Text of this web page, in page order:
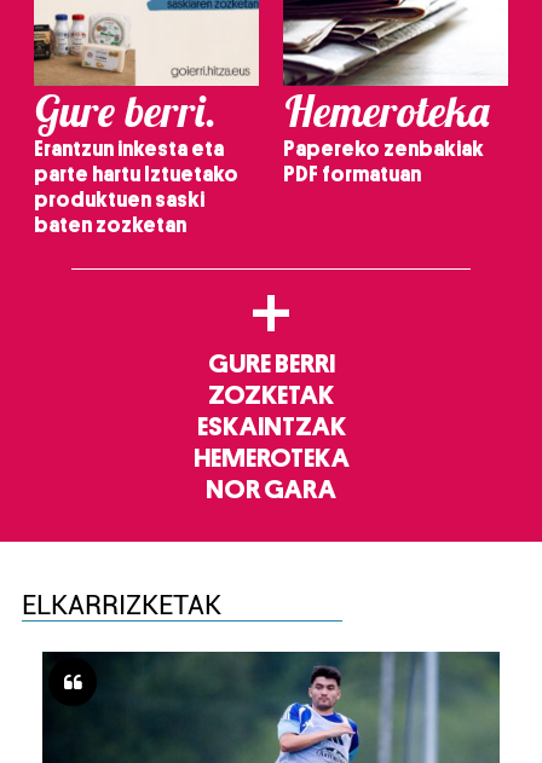
Gure berri.
Erantzun inkesta eta
parte hartu Iztuetako
produktuen saski
baten zozketan
Hemeroteka
Papereko zenbakiak
PDF formatuan
+
GURE BERRI
ZOZKETAK
ESKAINTZAK
HEMEROTEKA
NOR GARA
ELKARRIZKETAK